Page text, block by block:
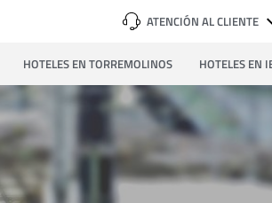
ATENCIÓN AL CLIENTE
HOTELES EN TORREMOLINOS HOTELES EN